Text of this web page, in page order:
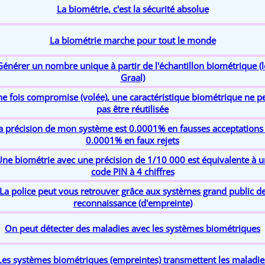
La biométrie, c'est la sécurité absolue
La biométrie marche pour tout le monde
un nombre unique à partir de l'échantillon biométrique
Graal)
fois compromise (volée), une caractéristique biométrique ne
pas être réutilisée
précision de mon système est 0.0001% en fausses
0.0001% en faux rejets
biométrie avec une précision de 1/10 000 est équivalente à
code PIN à 4 chiffres
police peut vous retrouver grâce aux systèmes grand public
reconnaissance (d'empreinte)
On peut détecter des maladies avec les systèmes biométriques
systèmes biométriques (empreintes) transmettent les